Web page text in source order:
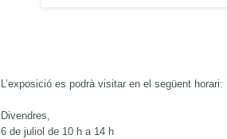
L’exposició es podrà visitar en el següent horari:
Divendres,
6 de juliol de 10 h a 14 h